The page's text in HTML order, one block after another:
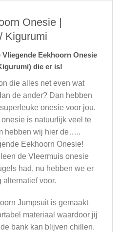
Onesie |
Kigurumi
Eekhoorn Onesie
die er is!
die alles net even wat
de ander? Dan hebben
onesie voor jou.
is natuurlijk veel te
hebben wij hier de…..
Eekhoorn Onesie!
de Vleermuis onesie
had, nu hebben we er
voor.
Jumpsuit is gemaakt
materiaal waardoor jij
bank kan blijven chillen.